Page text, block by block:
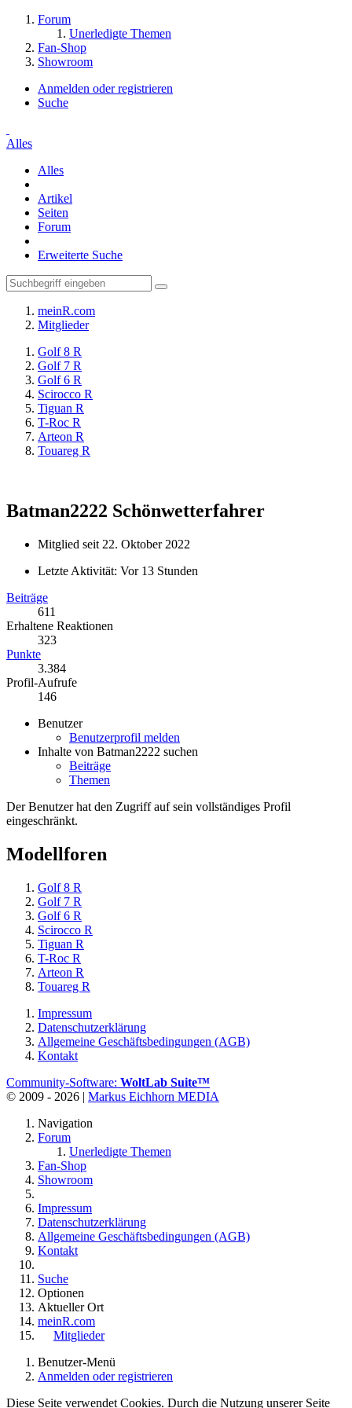
Forum
Unerledigte Themen
Fan-Shop
Showroom
Anmelden oder registrieren
Suche
Alles
Alles
Artikel
Seiten
Forum
Erweiterte Suche
meinR.com
Mitglieder
Golf 8 R
Golf 7 R
Golf 6 R
Scirocco R
Tiguan R
T-Roc R
Arteon R
Touareg R
Batman2222 Schönwetterfahrer
Mitglied seit 22. Oktober 2022
Letzte Aktivität: Vor 13 Stunden
Beiträge
611
Erhaltene Reaktionen
323
Punkte
3.384
Profil-Aufrufe
146
Benutzer
Benutzerprofil melden
Inhalte von Batman2222 suchen
Beiträge
Themen
Der Benutzer hat den Zugriff auf sein vollständiges Profil
eingeschränkt.
Modellforen
Golf 8 R
Golf 7 R
Golf 6 R
Scirocco R
Tiguan R
T-Roc R
Arteon R
Touareg R
Impressum
Datenschutzerklärung
Allgemeine Geschäftsbedingungen (AGB)
Kontakt
Community-Software: WoltLab Suite™
© 2009 - 2026 | Markus Eichhorn MEDIA
Navigation
Forum
Unerledigte Themen
Fan-Shop
Showroom
Impressum
Datenschutzerklärung
Allgemeine Geschäftsbedingungen (AGB)
Kontakt
Suche
Optionen
Aktueller Ort
meinR.com
Mitglieder
Benutzer-Menü
Anmelden oder registrieren
Diese Seite verwendet Cookies. Durch die Nutzung unserer Seite